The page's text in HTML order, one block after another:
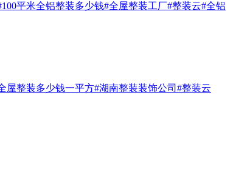
平米全铝整装多少钱#全屋整装工厂#整装云#全铝
屋整装多少钱一平方#湖南整装装饰公司 #整装云